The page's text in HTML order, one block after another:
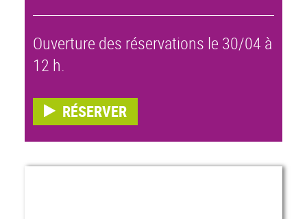
Ouverture des réservations le 30/04 à
12 h.
RÉSERVER